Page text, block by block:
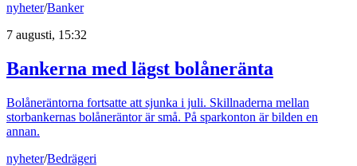
nyheter/Banker
7 augusti, 15:32
Bankerna med lägst bolåneränta
Bolåneräntorna fortsatte att sjunka i juli. Skillnaderna mellan
storbankernas bolåneräntor är små. På sparkonton är bilden en
annan.
nyheter/Bedrägeri